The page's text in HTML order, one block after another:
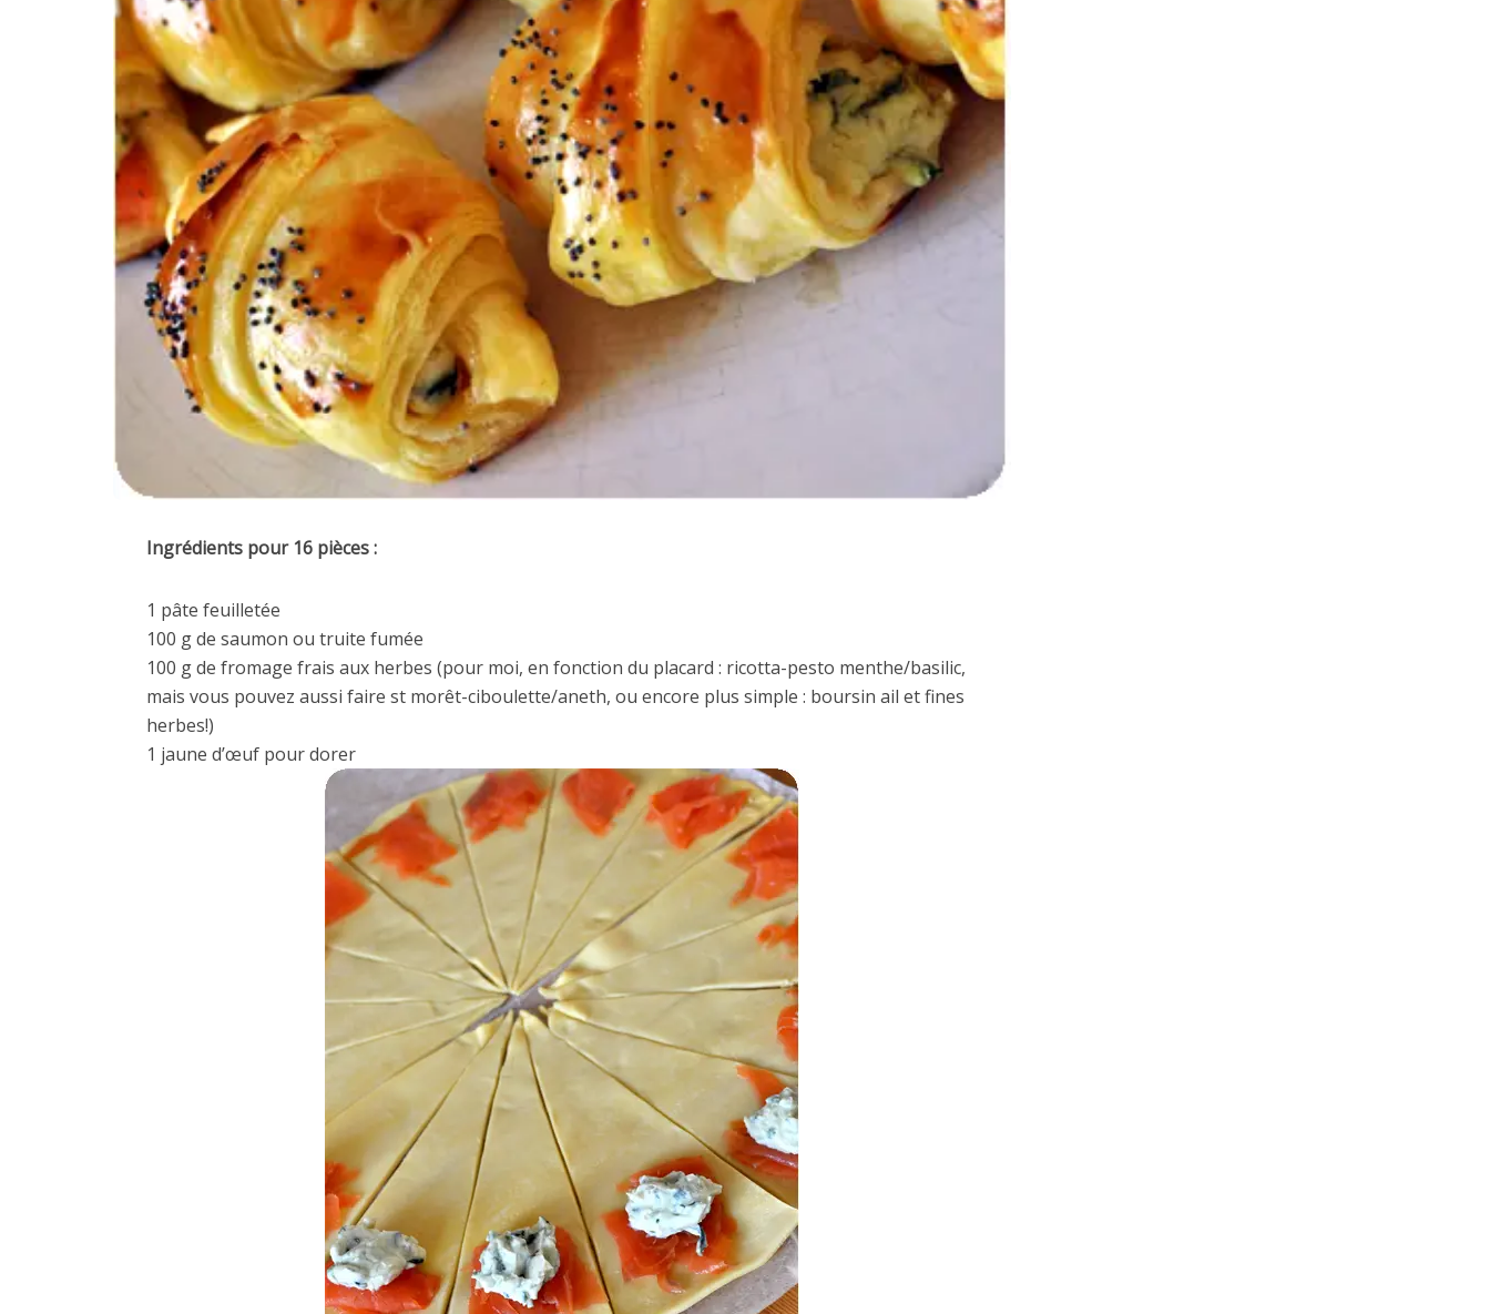
Ingrédients pour 16 pièces :
1 pâte feuilletée
100 g de saumon ou truite fumée
100 g de fromage frais aux herbes (pour moi, en fonction du placard : ricotta-pesto menthe/basilic,
mais vous pouvez aussi faire st morêt-ciboulette/aneth, ou encore plus simple : boursin ail et fines
herbes!)
1 jaune d’œuf pour dorer